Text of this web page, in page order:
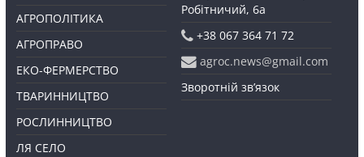
АГРОПОЛІТИКА
АГРОПРАВО
ЕКО-ФЕРМЕРСТВО
ТВАРИННИЦТВО
РОСЛИННИЦТВО
ЛЯ СЕЛО
Робітничий, 6а
+38 067 364 71 72
agroc.news@gmail.com
Зворотній зв’язок